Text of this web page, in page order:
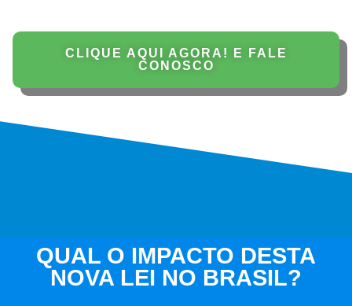
CLIQUE AQUI AGORA! E FALE
CONOSCO
QUAL O IMPACTO DESTA
NOVA LEI NO BRASIL?